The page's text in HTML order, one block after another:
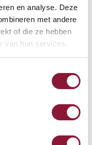
en analyse. Deze
met andere
of die ze hebben
van hun services.
?